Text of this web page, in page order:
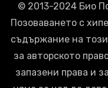
© 2013-2024 Био
Позоваването с
съдържание на
за авторското
запазени права и